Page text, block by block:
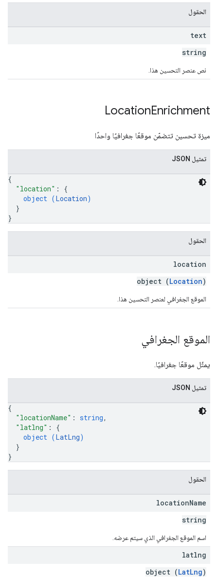
الحقول
text
string
نص عنصر التحسين هذا.
LocationEnrichment
ميزة تحسين تتضمّن موقعًا جغرافيًا واحدًا
تمثيل JSON
{
"location" : {
object (Location)
}
}
الحقول
location
object (Location)
الموقع الجغرافي لعنصر التحسين هذا.
الموقع الجغرافي
يمثّل موقعًا جغرافيًا.
تمثيل JSON
{
"locationName" : string,
"latlng" : {
object (LatLng)
}
}
الحقول
locationName
string
اسم الموقع الجغرافي الذي سيتم عرضه.
latlng
object (LatLng)